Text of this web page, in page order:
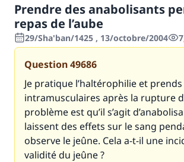
Prendre des anabolisants
repas de l’aube
29/Sha'ban/1425 , 13/octobre/2004
Question49686
Je pratique l’haltérophilie et
intramusculaires après la rupture
problème est qu’il s’agit
laissent des effets sur le sang
observe le jeûne. Cela a-t-il une
validité du jeûne ?